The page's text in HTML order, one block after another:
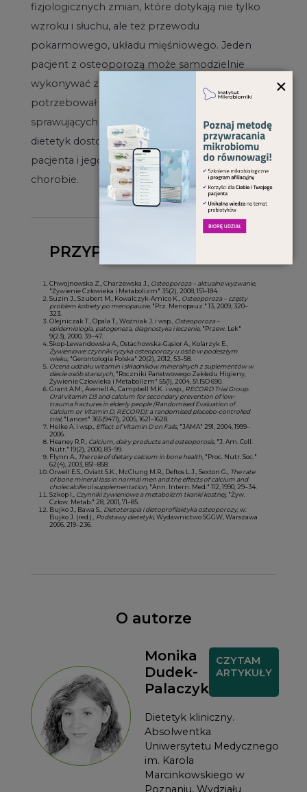
fizjologicznych zmian, które dotykają nie tylko
wzroku i słuchu, ale też przewodu
pokarmowego, układu mięśniowego. Jeden
pacjent z osteoporozą może samodzielnie
wykonywać zalecenia dietetyczne, inny będzie
potrzebował pomocy osób bliskich
sprawujących nad nim opiekę. Ważne jest, by
dietetyk dostosował zalecenia do stanu zdrowia
pacjenta i jego poziomu samodzielności w
chorobie.
PRZYPISY
Chwojnowska Z., Charzewska J., Osteoporoza – aktualne wyzwanie,
"Żywienie Człowieka i Metabolizm" 35(2), 2008, 151–184.
Suzin J., Szubert M., Kowalczyk-Amico K., Osteoporoza – częsty
problem kobiety po menopauzie, "Prz. Menopauz." 13, 2009, 320–
323.
Olejniczak T., Opala T., Woźniak J. i wsp., Osteoporoza –
epidemiologia, patogeneza, diagnostyka i leczenie, "Przew. Lek"
9(23), 2000, 39–47.
Skop-Lewandowska A., Ostachowska-Gąsior A., Kolarzyk E.,
Żywieniowe czynniki ryzyka osteoporozy u osób w podeszłym
wieku , "Gerontologia Polska" 20(2), 2012, 53–58.
Ocena udziału witamin i składników mineralnych z suplementów w
diecie osób starszych , "Roczniki Państwowego Zakładu Higieny,
Żywienie Człowieka i Metabolizm" 55(1), 2004, 51.ISO 690.
Grant A.M., Avenell A., Campbell M.K. i wsp., RECORD Trial Group.
Oral vitamin D3 and calcium for secondary prevention of low-
trauma fractures in elderly people (Randomised Evaluation of
Calcium or Vitamin D, RECORD): a randomised placebo-controlled
trial, "Lancet" 365(9471), 2005, 1621–1628.
Heike A. i wsp., Effect of Vitamin D on Falls, "JAMA" 291, 2004, 1999–
2006.
Heaney R.P., Calcium, dairy products and osteoporosis, "J. Am. Coll.
Nutr." 19(2), 2000, 83–99.
Flynn A.,
The role of dietary calcium in bone health , "Proc. Nutr. Soc."
62(4), 2003, 851–858.
Orwell E.S., Oviatt S.K., McClung M.R., Deftos L.J., Sexton G.,
The rate
of bone mineral loss in normal men and the effects of calcium and
cholecalciferol supplementation , "Ann. Intern. Med." 112, 1990, 29–34.
Szkop I., Czynniki żywieniowe a metabolizm tkanki kostnej, "Żyw.
Człow. Metab." 28, 2001, 71–85.
Bujko J., Bawa S., Dietoterapia i dietoprofilaktyka osteoporozy, w:
Bujko J. (red.)., Podstawy dietetyki, Wydawnictwo SGGW, Warszawa
2006, 219–236.
O autorze
Monika
Dudek-
Palaczyk
CZYTAM
ARTYKUŁY
Dietetyk kliniczny.
Absolwentka
Uniwersytetu Medycznego
im. Karola
Marcinkowskiego w
Poznaniu, Wydziału
×